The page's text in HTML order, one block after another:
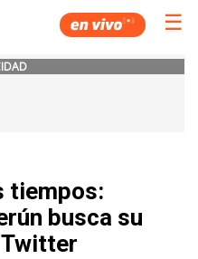
☰
tiempos:
busca su